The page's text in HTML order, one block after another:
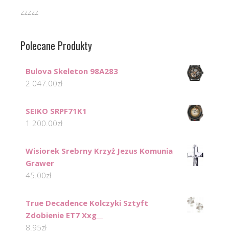
zzzzz
Polecane Produkty
Bulova Skeleton 98A283
2 047.00zł
SEIKO SRPF71K1
1 200.00zł
Wisiorek Srebrny Krzyż Jezus Komunia
Grawer
45.00zł
True Decadence Kolczyki Sztyft
Zdobienie ET7 Xxg__
8.95zł